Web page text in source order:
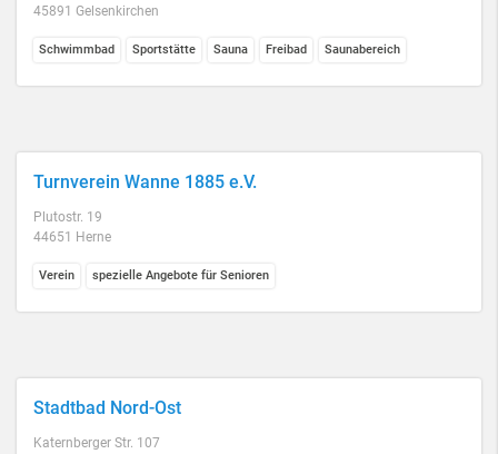
45891 Gelsenkirchen
Schwimmbad Sportstätte Sauna Freibad Saunabereich
Turnverein Wanne 1885 e.V.
Plutostr. 19
44651 Herne
Verein spezielle Angebote für Senioren
Stadtbad Nord-Ost
Katernberger Str. 107